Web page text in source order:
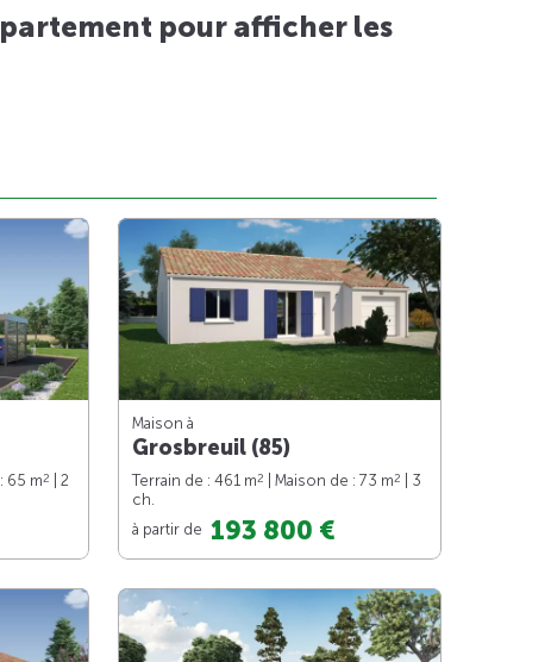
pour afficher les
65 m2
| 2
Maison à
Grosbreuil (85)
Terrain de : 461 m2 | Maison de : 73 m2
| 3
ch.
à partir de 193 800 €